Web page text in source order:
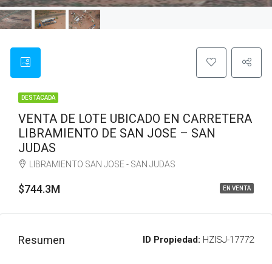
DESTACADA
VENTA DE LOTE UBICADO EN CARRETERA
LIBRAMIENTO DE SAN JOSE – SAN
JUDAS
LIBRAMIENTO SAN JOSE - SAN JUDAS
$744.3M EN VENTA
Resumen ID Propiedad: HZISJ-17772